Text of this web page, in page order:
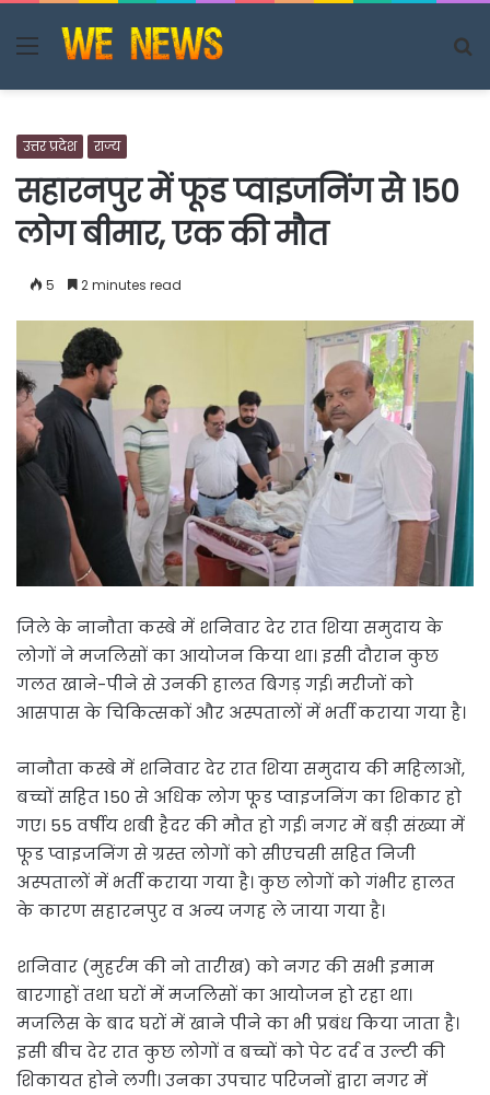
Menu
उत्तर प्रदेश राज्य
सहारनपुर में फूड प्वाइजनिंग से 150
लोग बीमार, एक की मौत
5 2 minutes read
जिले के नानौता कस्बे में शनिवार देर रात शिया समुदाय के
लोगों ने मजलिसों का आयोजन किया था। इसी दौरान कुछ
गलत खाने-पीने से उनकी हालत बिगड़ गई। मरीजों को
आसपास के चिकित्सकों और अस्पतालों में भर्ती कराया गया है।
नानौता कस्बे में शनिवार देर रात शिया समुदाय की महिलाओं,
बच्चों सहित 150 से अधिक लोग फूड प्वाइजनिंग का शिकार हो
गए। 55 वर्षीय शबी हैदर की मौत हो गई। नगर में बड़ी संख्या में
फूड प्वाइजनिंग से ग्रस्त लोगों को सीएचसी सहित निजी
अस्पतालों में भर्ती कराया गया है। कुछ लोगों को गंभीर हालत
के कारण सहारनपुर व अन्य जगह ले जाया गया है।
शनिवार (मुहर्रम की नो तारीख) को नगर की सभी इमाम
बारगाहों तथा घरों में मजलिसों का आयोजन हो रहा था।
मजलिस के बाद घरों में खाने पीने का भी प्रबंध किया जाता है।
इसी बीच देर रात कुछ लोगों व बच्चों को पेट दर्द व उल्टी की
शिकायत होने लगी। उनका उपचार परिजनों द्वारा नगर में